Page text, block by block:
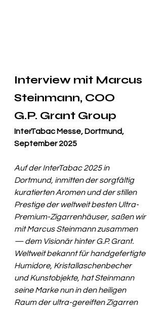
Interview mit Marcus
Steinmann, COO
G.P. Grant Group
InterTabac Messe, Dortmund,
September 2025
Auf der InterTabac 2025 in
Dortmund, inmitten der sorgfältig
kuratierten Aromen und der stillen
Prestige der weltweit besten Ultra-
Premium-Zigarrenhäuser, saßen wir
mit Marcus Steinmann zusammen
— dem Visionär hinter G.P. Grant.
Weltweit bekannt für handgefertigte
Humidore, Kristallaschenbecher
und Kunstobjekte, hat Steinmann
seine Marke nun in den heiligen
Raum der ultra-gereiften Zigarren